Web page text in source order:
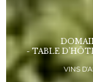
- TABLE
VINS